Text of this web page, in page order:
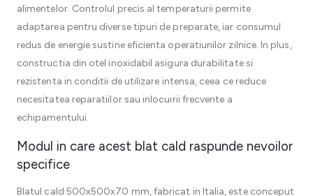
alimentelor. Controlul precis al temperaturii permite
adaptarea pentru diverse tipuri de preparate, iar consumul
redus de energie sustine eficienta operatiunilor zilnice. In plus,
constructia din otel inoxidabil asigura durabilitate si
rezistenta in conditii de utilizare intensa, ceea ce reduce
necesitatea reparatiilor sau inlocuirii frecvente a
echipamentului.
Modul in care acest blat cald raspunde nevoilor
specifice
Blatul cald 500x500x70 mm, fabricat in Italia, este conceput